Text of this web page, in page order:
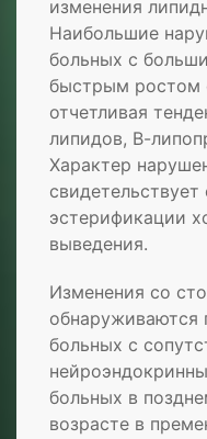
изменения
Наибольшие
больных с
быстрым ростом
отчетливая
липидов, В-
Характер
эстерификации
выведения.
Изменения со
обнаруживаются
больных с
больных в
возрасте в